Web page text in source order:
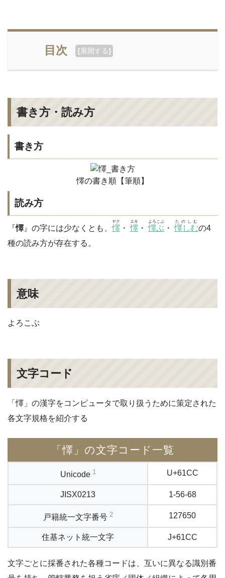
目次 [展開する]
書き方・読み方
書き方
懌の書き順【筆順】
読み方
『懌』の字には少なくとも、懌
ヤク
・懌
エキ
・懌ぶ
よろこぶ
・懌しむ
たのしむ
の4
種の読み方が存在する。
意味
よろこぶ
文字コード
「懌」の漢字をコンピュータで取り扱うために策定された
各文字規格を紹介する
「懌」の文字コード一覧
Unicode 1 U+61CC
JISX0213 1-56-68
戸籍統一文字番号 2 127650
住基ネット統一文字 J+61CC
文字ごとに採番された各種コードは、互いに異なる識別番